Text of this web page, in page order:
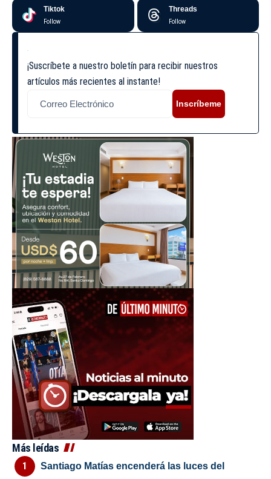
Tiktok
Follow
Threads
Follow
¡Suscríbete a nuestro boletín para recibir nuestros
artículos más recientes al instante!
Inscríbeme
Más leídas
Santiago Matías encenderá las luces del